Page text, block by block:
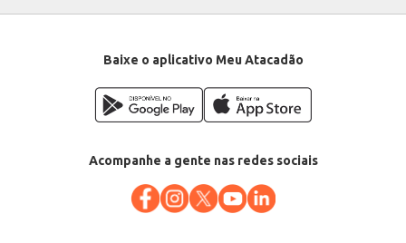
Baixe o aplicativo Meu Atacadão
Acompanhe a gente nas redes sociais